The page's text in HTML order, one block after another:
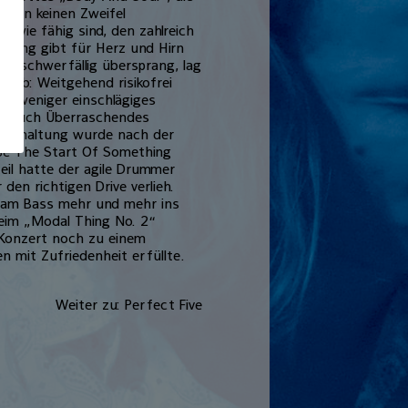
keinen Zweifel
wie fähig sind, den zahlreich
gibt für Herz und Hirn
schwerfällig übersprang, lag
Weitgehend risikofrei
weniger einschlägiges
auch Überraschendes
wurde nach der
The Start Of Something
hatte der agile Drummer
richtigen Drive verlieh.
Bass mehr und mehr ins
„Modal Thing No. 2“
noch zu einem
mit Zufriedenheit erfüllte.
Weiter zu: Perfect Five